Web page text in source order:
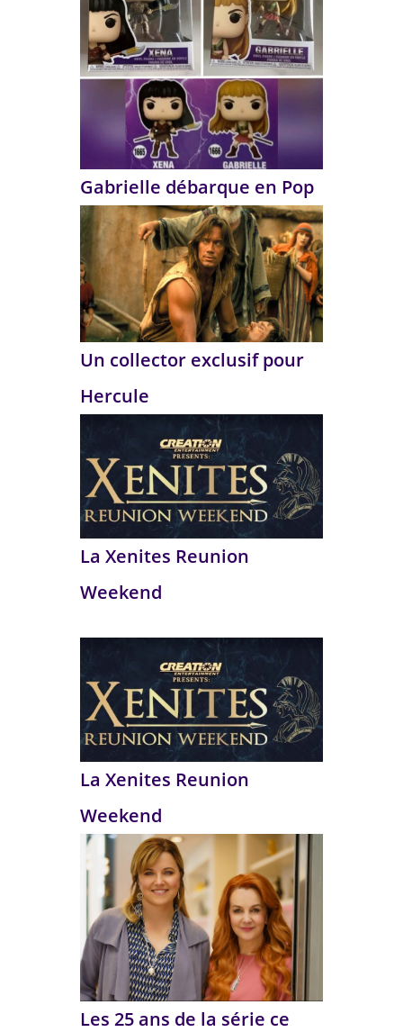
Gabrielle débarque en Pop
Un collector exclusif pour
Hercule
La Xenites Reunion
Weekend
La Xenites Reunion
Weekend
Les 25 ans de la série ce